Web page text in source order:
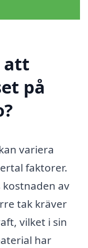
att
på
variera
faktorer.
av
tak kräver
vilket i sin
har